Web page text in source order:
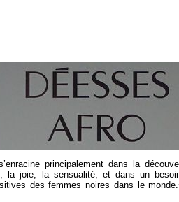
principalement dans la
la joie, la sensualité, et dans un
des femmes noires dans le